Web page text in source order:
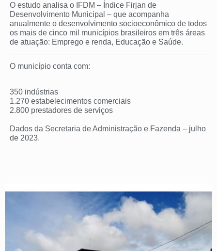
O estudo analisa o IFDM – Índice Firjan de
Desenvolvimento Municipal – que acompanha
anualmente o desenvolvimento socioeconômico de todos
os mais de cinco mil municípios brasileiros em três áreas
de atuação: Emprego e renda, Educação e Saúde.
O município conta com:
350 indústrias
1.270 estabelecimentos comerciais
2.800 prestadores de serviços
Dados da Secretaria de Administração e Fazenda – julho
de 2023.